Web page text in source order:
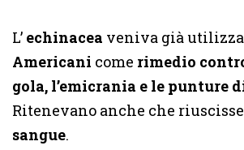
L’ echinacea veniva già
Americani come rimedio
gola, l’emicrania e le punture
Ritenevano anche che
sangue.